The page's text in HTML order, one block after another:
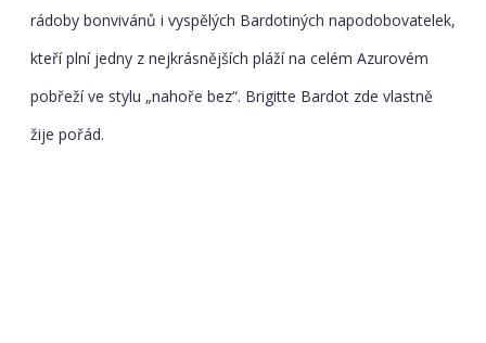
rádoby bonvivánů i vyspělých Bardotiných napodobovatelek,
kteří plní jedny z nejkrásnějších pláží na celém Azurovém
pobřeží ve stylu „nahoře bez“. Brigitte Bardot zde vlastně
žije pořád.